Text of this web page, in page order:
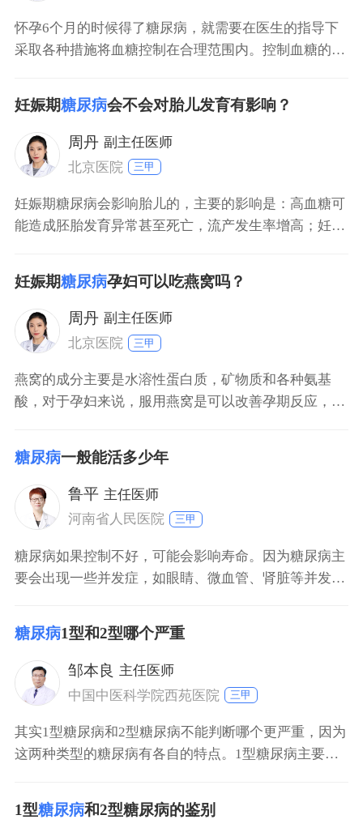
怀孕6个月的时候得了糖尿病，就需要在医生的指导下
采取各种措施将血糖控制在合理范围内。控制血糖的措
女性来说，饮食干预和体育运动都是非常重要的。根据
自己的实际情况，采取少量多餐、低热量饮食、适量运
动等方法控制血糖。妊娠期糖尿病的病人不能口服降糖
药物，如果非
妊娠期糖尿病会不会对胎儿发育有影响？
周丹 副主任医师
北京医院
三甲
妊娠期糖尿病会影响胎儿的，主要的影响是：高血糖可
能造成胚胎发育异常甚至死亡，流产发生率增高；妊娠
病孕妇并发高血压，病情较难控制；感染是糖尿病的主
要并发症。和糖尿病相关的妊娠期感染有外阴阴道假丝
酵母菌感染、肾盂肾炎、产褥感染及乳腺炎；
妊娠期糖尿病孕妇可以吃燕窝吗？
周丹 副主任医师
北京医院
三甲
燕窝的成分主要是水溶性蛋白质，矿物质和各种氨基
酸，对于孕妇来说，服用燕窝是可以改善孕期反应，促
时，燕窝本身的含糖量和脂肪含量都很低，不会对妊娠
糖尿病孕妇带来不利的影响，因此是能吃的。需要注意
的是，有的孕妇喜欢在吃燕窝时加入牛奶，粥或者糖，
蜂蜜等，这种情
糖尿病一般能活多少年
鲁平 主任医师
河南省人民医院
三甲
糖尿病如果控制不好，可能会影响寿命。因为糖尿病主
要会出现一些并发症，如眼睛、微血管、肾脏等并发
糖，有良好的心理状态，对寿命影响并不是很大。所以
糖尿病究竟减不减寿，就看各位糖尿病患者怎么调养。
糖尿病1型和2型哪个严重
邹本良 主任医师
中国中医科学院西苑医院
三甲
其实1型糖尿病和2型糖尿病不能判断哪个更严重，因为
这两种类型的糖尿病有各自的特点。1型糖尿病主要在
姻的影响等。2型糖尿病的治疗主要是用口服液药物进
1型糖尿病和2型糖尿病的鉴别